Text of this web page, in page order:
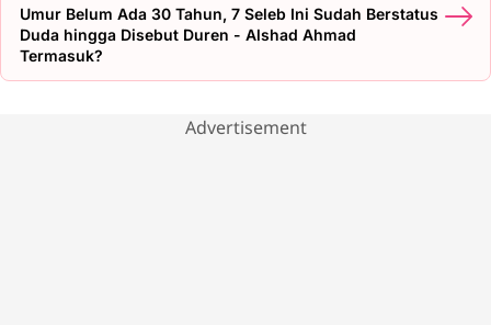
Umur Belum Ada 30 Tahun, 7 Seleb Ini Sudah Berstatus
Duda hingga Disebut Duren - Alshad Ahmad
Termasuk?
Advertisement